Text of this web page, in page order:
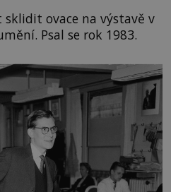
ovace na výstavě v
Psal se rok 1983.